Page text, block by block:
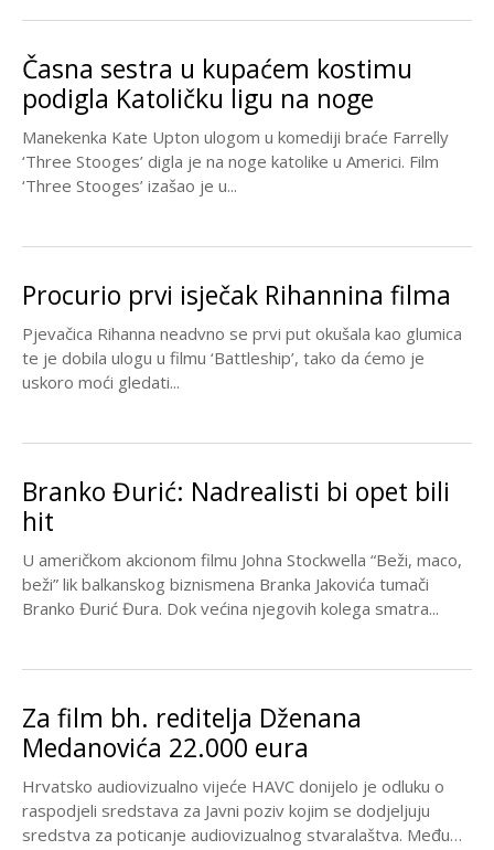
Časna sestra u kupaćem kostimu
podigla Katoličku ligu na noge
Manekenka Kate Upton ulogom u komediji braće Farrelly
‘Three Stooges’ digla je na noge katolike u Americi. Film
‘Three Stooges’ izašao je u...
Procurio prvi isječak Rihannina filma
Pjevačica Rihanna neadvno se prvi put okušala kao glumica
te je dobila ulogu u filmu ‘Battleship’, tako da ćemo je
uskoro moći gledati...
Branko Đurić: Nadrealisti bi opet bili
hit
U američkom akcionom filmu Johna Stockwella “Beži, maco,
beži” lik balkanskog biznismena Branka Jakovića tumači
Branko Đurić Đura. Dok većina njegovih kolega smatra...
Za film bh. reditelja Dženana
Medanovića 22.000 eura
Hrvatsko audiovizualno vijeće HAVC donijelo je odluku o
raspodjeli sredstava za Javni poziv kojim se dodjeljuju
sredstva za poticanje audiovizualnog stvaralaštva. Među